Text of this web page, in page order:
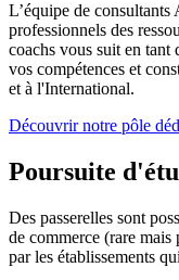
L’équipe de consultants
professionnels des
coachs vous suit en
vos compétences et
et à l'International.
Découvrir notre pôle
Poursuite
Des passerelles sont
de commerce (rare mais
par les établissements